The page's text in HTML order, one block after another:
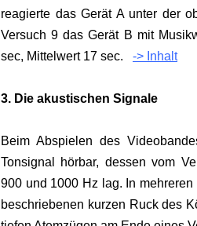
reagierte das Gerät A unter der
Versuch 9 das Gerät B mit
sec, Mittelwert 17 sec.
-> Inhalt
3. Die akustischen Signale
Beim Abspielen des
Tonsignal hörbar, dessen vom
900 und 1000 Hz lag. In
beschriebenen kurzen Ruck des